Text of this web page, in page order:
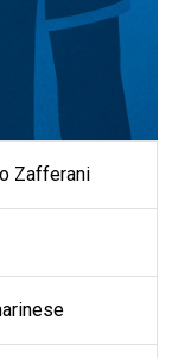
Zafferani